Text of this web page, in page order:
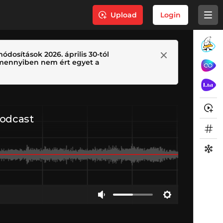
Upload Login
2026. április 30-tól
nem ért egyet a